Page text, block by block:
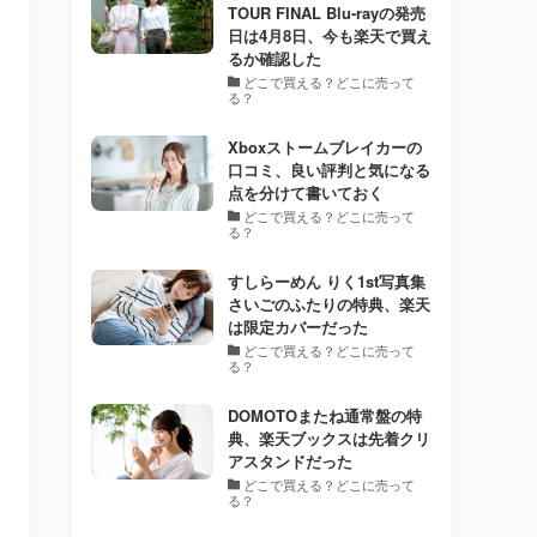
TOUR FINAL Blu-rayの発売
日は4月8日、今も楽天で買え
るか確認した
どこで買える？どこに売って
る？
Xboxストームブレイカーの
口コミ、良い評判と気になる
点を分けて書いておく
どこで買える？どこに売って
る？
すしらーめん りく1st写真集
さいごのふたりの特典、楽天
は限定カバーだった
どこで買える？どこに売って
る？
DOMOTOまたね通常盤の特
典、楽天ブックスは先着クリ
アスタンドだった
どこで買える？どこに売って
る？